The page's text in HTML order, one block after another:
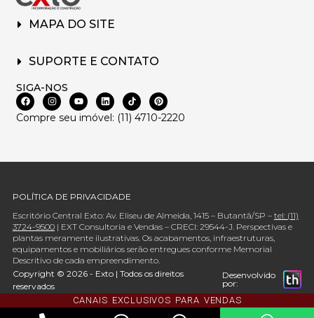
CANAIS EXCLUSIVOS PARA VENDAS
MAPA DO SITE
SUPORTE E CONTATO
SIGA-NOS
Compre seu imóvel: (11) 4710-2220
POLÍTICA DE PRIVACIDADE
Escritório Central Exto: Av. Eliseu de Almeida, 1415 – Butantã/SP – tel: (11)
3724-9500| EXT Consultoria e Vendas – CRECI: 29544-J. Perspectivas e
plantas meramente ilustrativas. Os acabamentos, infraestruturas,
equipamentos e mobiliários serão entregues conforme Memorial
Descritivo de cada empreendimento.
Copyright © 2026 - Exto | Todos os direitos
reservados
Desenvolvido
por: